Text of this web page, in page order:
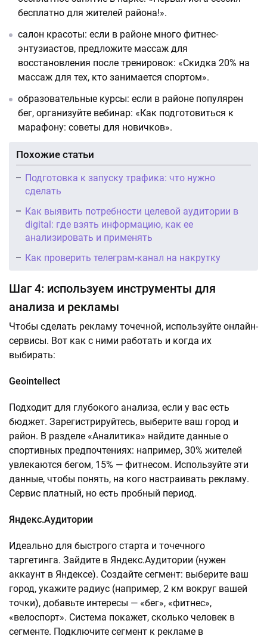
бесплатно для жителей района!».
салон красоты: если в районе много фитнес-
энтузиастов, предложите массаж для
восстановления после тренировок: «Скидка 20% на
массаж для тех, кто занимается спортом».
образовательные курсы: если в районе популярен
бег, организуйте вебинар: «Как подготовиться к
марафону: советы для новичков».
Похожие статьи
Подготовка к запуску трафика: что нужно
сделать
Как выявить потребности целевой аудитории в
digital: где взять информацию, как ее
анализировать и применять
Как проверить телеграм-канал на накрутку
Шаг 4: используем инструменты для
анализа и рекламы
Чтобы сделать рекламу точечной, используйте онлайн-
сервисы. Вот как с ними работать и когда их
выбирать:
Geointellect
Подходит для глубокого анализа, если у вас есть
бюджет. Зарегистрируйтесь, выберите ваш город и
район. В разделе «Аналитика» найдите данные о
спортивных предпочтениях: например, 30% жителей
увлекаются бегом, 15% — фитнесом. Используйте эти
данные, чтобы понять, на кого настраивать рекламу.
Сервис платный, но есть пробный период.
Яндекс.Аудитории
Идеально для быстрого старта и точечного
таргетинга. Зайдите в Яндекс.Аудитории (нужен
аккаунт в Яндексе). Создайте сегмент: выберите ваш
город, укажите радиус (например, 2 км вокруг вашей
точки), добавьте интересы — «бег», «фитнес»,
«велоспорт». Система покажет, сколько человек в
сегменте. Подключите сегмент к рекламе в